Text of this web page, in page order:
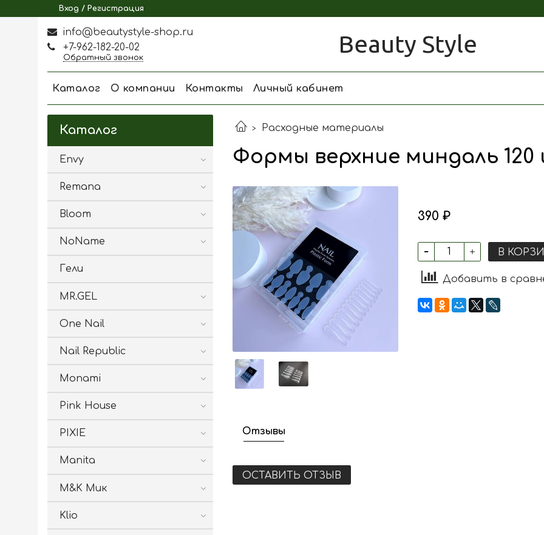
Вход / Регистрация
info@beautystyle-shop.ru
+7-962-182-20-02
Обратный звонок Beauty Style
Каталог О компании Контакты Личный кабинет
Расходные материалы
Формы верхние миндаль
390 ₽
В
Добавить в
Отзывы
ОСТАВИТЬ ОТЗЫВ
Каталог
Envy
Remana
Bloom
NoName
Гели
MR.GEL
One Nail
Nail Republic
Monami
Pink House
PIXIE
Manita
M&K Мик
Klio